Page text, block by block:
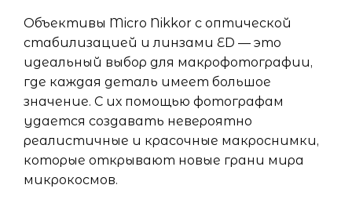
Объективы Micro Nikkor с оптической
стабилизацией и линзами ED — это
идеальный выбор для макрофотографии,
где каждая деталь имеет большое
значение. С их помощью фотографам
удается создавать невероятно
реалистичные и красочные макроснимки,
которые открывают новые грани мира
микрокосмов.